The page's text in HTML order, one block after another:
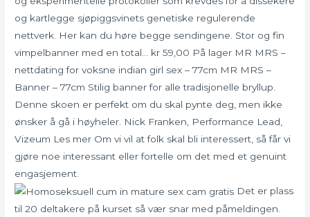
og kartlegge sjøpiggsvinets genetiske regulerende
nettverk. Her kan du høre begge sendingene. Stor og fin
vimpelbanner med en total… kr 59,00 På lager MR MRS –
nettdating for voksne indian girl sex – 77cm MR MRS –
Banner – 77cm Stilig banner for alle tradisjonelle bryllup.
Denne skoen er perfekt om du skal pynte deg, men ikke
ønsker å gå i høyheler. Nick Franken, Performance Lead,
Vizeum Les mer Om vi vil at folk skal bli interessert, så får vi
gjøre noe interessant eller fortelle om det med et genuint
engasjement.
Det er plass
til 20 deltakere på kurset så vær snar med påmeldingen.